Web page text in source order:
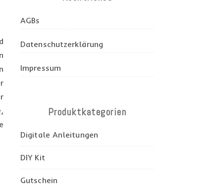
AGBs
Datenschutzerklärung
Impressum
Produktkategorien
Digitale Anleitungen
DIY Kit
Gutschein